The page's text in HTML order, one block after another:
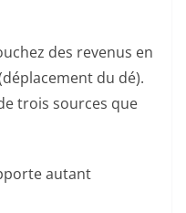
des revenus en
du dé).
trois sources que
autant